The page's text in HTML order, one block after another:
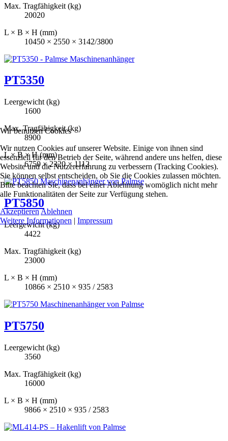
Max. Tragfähigkeit (kg)
20020
L × B × H (mm)
10450 × 2550 × 3142/3800
PT5350
Leergewicht (kg)
1600
Max. Tragfähigkeit (kg)
8900
L × B × H (mm)
6750 × 2320 × 1112
PT5850
Leergewicht (kg)
4422
Max. Tragfähigkeit (kg)
23000
L × B × H (mm)
10866 × 2510 × 935 / 2583
PT5750
Leergewicht (kg)
3560
Max. Tragfähigkeit (kg)
16000
L × B × H (mm)
9866 × 2510 × 935 / 2583
Wir benutzen Cookies
Wir nutzen Cookies auf unserer Website. Einige von ihnen sind
essenziell für den Betrieb der Seite, während andere uns helfen, diese
Website und die Nutzererfahrung zu verbessern (Tracking Cookies).
Sie können selbst entscheiden, ob Sie die Cookies zulassen möchten.
Bitte beachten Sie, dass bei einer Ablehnung womöglich nicht mehr
alle Funktionalitäten der Seite zur Verfügung stehen.
AkzeptierenAblehnen
Weitere Informationen | Impressum